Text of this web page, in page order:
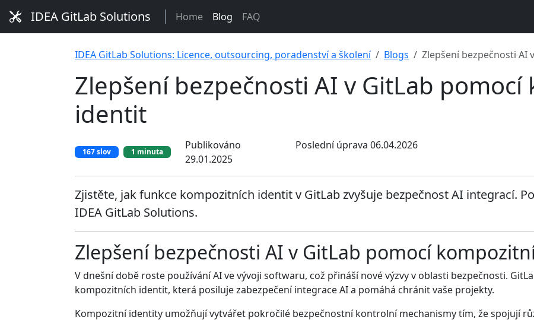
IDEA GitLab Solutions Home Blog FAQ
IDEA GitLab Solutions: Licence, outsourcing, poradenství a školení Blogs Zlepšení bezpečnosti
Zlepšení bezpečnosti AI v GitLab
identit
167 slov 1 minuta
Publikováno
29.01.2025
Poslední úprava 06.04.2026
Zjistěte, jak funkce kompozitních identit v GitLab zvyšuje bezpečnost AI integrací.
IDEA GitLab Solutions.
Zlepšení bezpečnosti AI v GitLab pomocí
V dnešní době roste používání AI ve vývoji softwaru, což přináší nové výzvy v oblasti bezpečnosti.
kompozitních identit, která posiluje zabezpečení integrace AI a pomáhá chránit vaše projekty.
Kompozitní identity umožňují vytvářet pokročilé bezpečnostní kontrolní mechanismy tím, že spojují